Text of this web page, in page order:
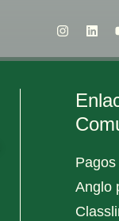
Pagos
Anglo